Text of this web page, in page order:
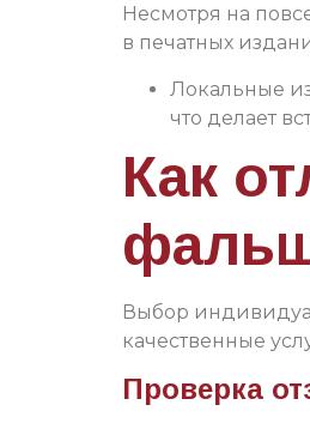
Несмотря на
в печатных
Локальные
что делает
Как
Выбор
качественные
Проверка